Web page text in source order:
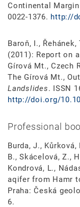
Continental
0022-1376. http://
Baroň, I.,
(2011): Report on
Gírová Mt., Czech
The Gírová Mt.,
Landslides. ISSN
http://doi.org/
Professional
Burda, J.,
B., Skácelová, Z.,
Kondrová, L.,
aqifer from Hamr
Praha: Česká
6.